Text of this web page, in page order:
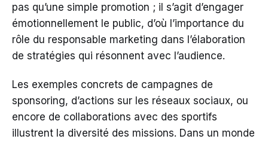
pas qu’une simple promotion ; il s’agit d’engager
émotionnellement le public, d’où l’importance du
rôle du responsable marketing dans l’élaboration
de stratégies qui résonnent avec l’audience.
Les exemples concrets de campagnes de
sponsoring, d’actions sur les réseaux sociaux, ou
encore de collaborations avec des sportifs
illustrent la diversité des missions. Dans un monde